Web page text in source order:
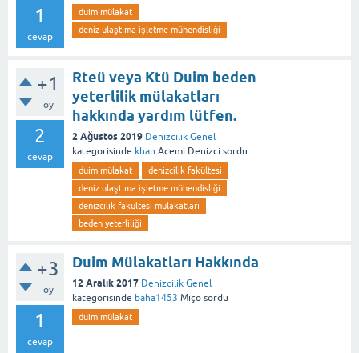
1
cevap
duim mülakat
deniz ulaştıma işletme mühendisliği
+1
oy
2
cevap
Rteü veya Ktü Duim beden
yeterlilik mülakatları
hakkında yardım lütfen.
2 Ağustos 2019 Denizcilik Genel
kategorisinde khan Acemi Denizci sordu
duim mülakat
denizcilik fakültesi
deniz ulaştıma işletme mühendisliği
denizcilik fakültesi mülakatları
beden yeterliliği
+3
oy
1
cevap
Duim Mülakatları Hakkında
12 Aralık 2017 Denizcilik Genel
kategorisinde baha1453 Miço sordu
duim mülakat